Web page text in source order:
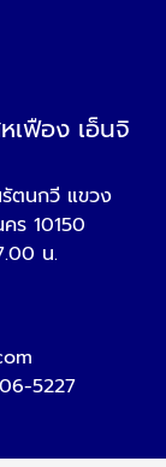
เฟือง เอ็นจิ
ตนกวี แขวง
ร 10150
น.
5227